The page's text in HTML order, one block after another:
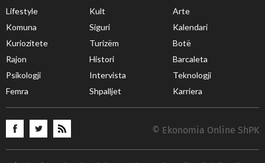
Lifestyle
Kult
Arte
Komuna
Siguri
Kalendari
Kuriozitete
Turizëm
Botë
Rajon
Histori
Barcaleta
Psikologji
Intervista
Teknologji
Femra
Shpalljet Karriera
© Ekonomia Online ShPK